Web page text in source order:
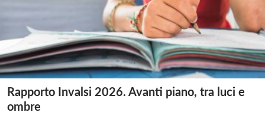
Rapporto Invalsi 2026. Avanti piano, tra luci e
ombre